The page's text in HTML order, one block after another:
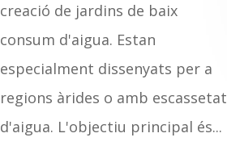
creació de jardins de baix
consum d'aigua. Estan
especialment dissenyats per a
regions àrides o amb escassetat
d'aigua. L'objectiu principal és...